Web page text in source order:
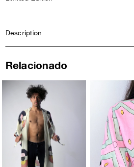
Description
Relacionado